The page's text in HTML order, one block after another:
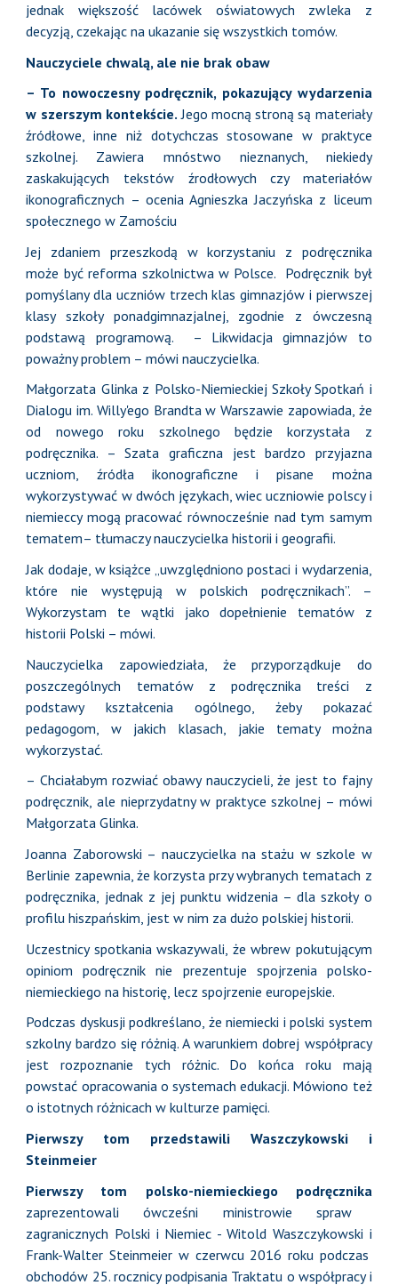
jednak większość lacówek oświatowych zwleka z
decyzją, czekając na ukazanie się wszystkich tomów.
Nauczyciele chwalą, ale nie brak obaw
– To nowoczesny podręcznik, pokazujący wydarzenia
w szerszym kontekście. Jego mocną stroną są materiały
źródłowe, inne niż dotychczas stosowane w praktyce
szkolnej. Zawiera mnóstwo nieznanych, niekiedy
zaskakujących tekstów źrodłowych czy materiałów
ikonograficznych – ocenia Agnieszka Jaczyńska z liceum
społecznego w Zamościu
Jej zdaniem przeszkodą w korzystaniu z podręcznika
może być reforma szkolnictwa w Polsce. Podręcznik był
pomyślany dla uczniów trzech klas gimnazjów i pierwszej
klasy szkoły ponadgimnazjalnej, zgodnie z ówczesną
podstawą programową. – Likwidacja gimnazjów to
poważny problem – mówi nauczycielka.
Małgorzata Glinka z Polsko-Niemieckiej Szkoły Spotkań i
Dialogu im. Willy'ego Brandta w Warszawie zapowiada, że
od nowego roku szkolnego będzie korzystała z
podręcznika. – Szata graficzna jest bardzo przyjazna
uczniom, źródła ikonograficzne i pisane można
wykorzystywać w dwóch językach, wiec uczniowie polscy i
niemieccy mogą pracować równocześnie nad tym samym
tematem– tłumaczy nauczycielka historii i geografii.
Jak dodaje, w książce „uwzględniono postaci i wydarzenia,
które nie występują w polskich podręcznikach”. –
Wykorzystam te wątki jako dopełnienie tematów z
historii Polski – mówi.
Nauczycielka zapowiedziała, że przyporządkuje do
poszczególnych tematów z podręcznika treści z
podstawy kształcenia ogólnego, żeby pokazać
pedagogom, w jakich klasach, jakie tematy można
wykorzystać.
– Chciałabym rozwiać obawy nauczycieli, że jest to fajny
podręcznik, ale nieprzydatny w praktyce szkolnej – mówi
Małgorzata Glinka.
Joanna Zaborowski – nauczycielka na stażu w szkole w
Berlinie zapewnia, że korzysta przy wybranych tematach z
podręcznika, jednak z jej punktu widzenia – dla szkoły o
profilu hiszpańskim, jest w nim za dużo polskiej historii.
Uczestnicy spotkania wskazywali, że wbrew pokutującym
opiniom podręcznik nie prezentuje spojrzenia polsko-
niemieckiego na historię, lecz spojrzenie europejskie.
Podczas dyskusji podkreślano, że niemiecki i polski system
szkolny bardzo się różnią. A warunkiem dobrej współpracy
jest rozpoznanie tych różnic. Do końca roku mają
powstać opracowania o systemach edukacji. Mówiono też
o istotnych różnicach w kulturze pamięci.
Pierwszy tom przedstawili Waszczykowski i
Steinmeier
Pierwszy tom polsko-niemieckiego podręcznika
zaprezentowali ówcześni ministrowie spraw
zagranicznych Polski i Niemiec - Witold Waszczykowski i
Frank-Walter Steinmeier w czerwcu 2016 roku podczas
obchodów 25. rocznicy podpisania Traktatu o współpracy i